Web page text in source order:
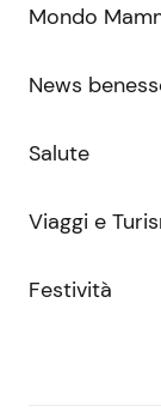
Mondo
News
Salute
Viaggi e
Festività